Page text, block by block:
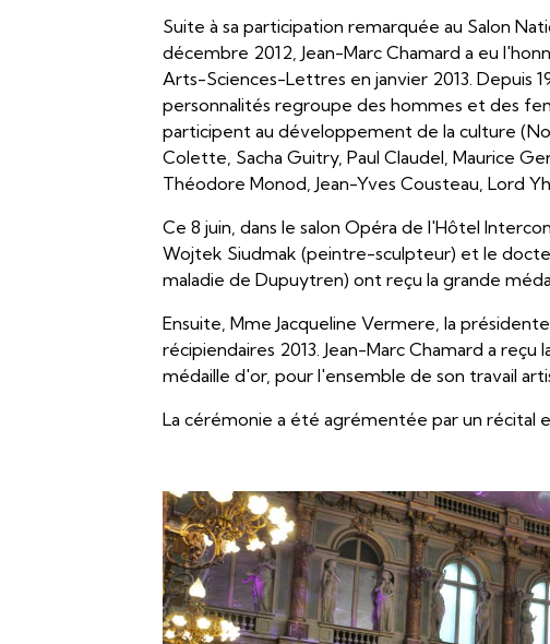
Suite à sa participation remarquée au Salon
décembre 2012, Jean-Marc Chamard a eu
Arts-Sciences-Lettres en janvier 2013. Depuis
personnalités regroupe des hommes et des
participent au développement de la culture
Colette, Sacha Guitry, Paul Claudel, Maurice
Théodore Monod, Jean-Yves Cousteau, Lord
Ce 8 juin, dans le salon Opéra de l'Hôtel
Wojtek Siudmak (peintre-sculpteur) et le
maladie de Dupuytren) ont reçu la grande
Ensuite, Mme Jacqueline Vermere, la
récipiendaires 2013. Jean-Marc Chamard a
médaille d'or, pour l'ensemble de son travail
La cérémonie a été agrémentée par un récital